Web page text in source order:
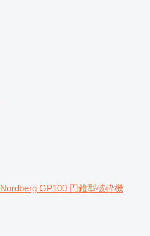
Nordberg GP100 円錐型破砕機